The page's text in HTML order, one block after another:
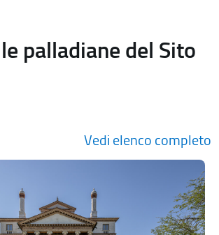
palladiane del Sito
Vedi elenco completo